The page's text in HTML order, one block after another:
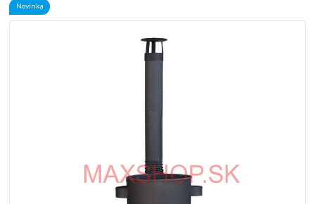
Novinka